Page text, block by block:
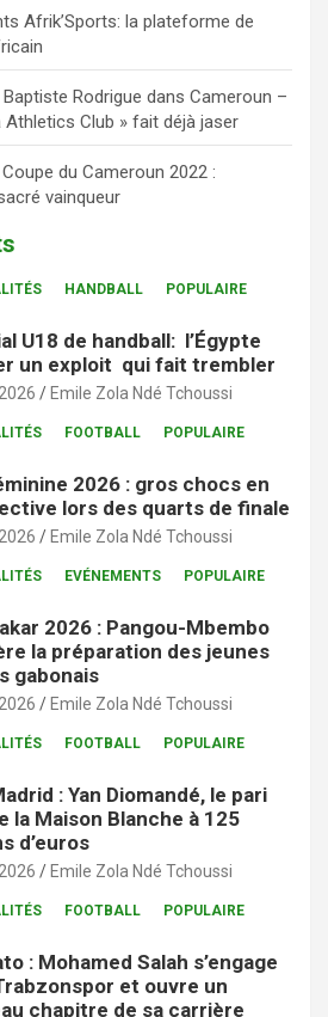
Afrik’Sports: la plateforme de
Rodrigue dans Cameroun –
Athletics Club » fait déjà jaser
du Cameroun 2022 :
vainqueur
HANDBALL
POPULAIRE
U18 de handball: l’Égypte
un exploit qui fait trembler
Emile Zola Ndé Tchoussi
FOOTBALL
POPULAIRE
2026 : gros chocs en
lors des quarts de finale
Emile Zola Ndé Tchoussi
EVÉNEMENTS
POPULAIRE
2026 : Pangou-Mbembo
la préparation des jeunes
gabonais
Emile Zola Ndé Tchoussi
FOOTBALL
POPULAIRE
: Yan Diomandé, le pari
la Maison Blanche à 125
d’euros
Emile Zola Ndé Tchoussi
FOOTBALL
POPULAIRE
: Mohamed Salah s’engage
et ouvre un
chapitre de sa carrière